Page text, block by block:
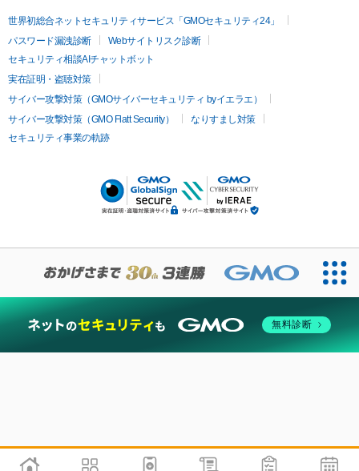
世界初総合ネットセキュリティサービス「GMOセキュリティ24」
パスワード漏洩診断
Webサイトリスク診断
セキュリティ相談AIチャットボット
実在証明・盗聴対策
サイバー攻撃対策（GMOサイバーセキュリティ byイエラエ）
サイバー攻撃対策（GMO Flatt Security）
なりすまし対策
セキュリティ事業の軌跡
無料診断